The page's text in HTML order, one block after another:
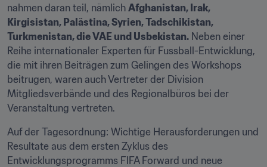
nahmen daran teil, nämlich Afghanistan, Irak,
Kirgisistan, Palästina, Syrien, Tadschikistan,
Turkmenistan, die VAE und Usbekistan. Neben einer
Reihe internationaler Experten für Fussball-Entwicklung,
die mit ihren Beiträgen zum Gelingen des Workshops
beitrugen, waren auch Vertreter der Division
Mitgliedsverbände und des Regionalbüros bei der
Veranstaltung vertreten.
Auf der Tagesordnung: Wichtige Herausforderungen und
Resultate aus dem ersten Zyklus des
Entwicklungsprogramms FIFA Forward und neue